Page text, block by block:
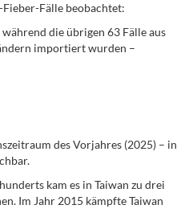
Fälle beobachtet:
die übrigen 63 Fälle aus
importiert wurden –
des Vorjahres (2025) – in
kam es in Taiwan zu drei
Im Jahr 2015 kämpfte Taiwan